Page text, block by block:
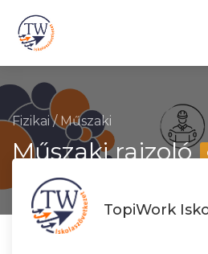
Fizikai/Műszaki
Műszaki rajzoló
TopiWork